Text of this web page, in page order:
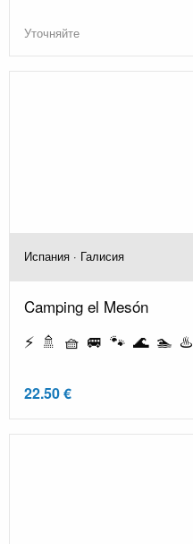
Уточняйте
Испания · Галисия
Camping el Mesón
⚡ 🚿 🧺 🚐 🐾 🌊 🏊 ♨️
22.50 €